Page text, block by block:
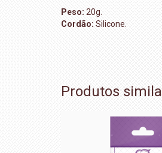
Peso: 20g.
Cordão: Silicone.
Produtos